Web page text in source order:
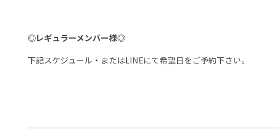
◎レギュラーメンバー様◎
下記スケジュール・またはLINEにて希望日をご予約下さい。